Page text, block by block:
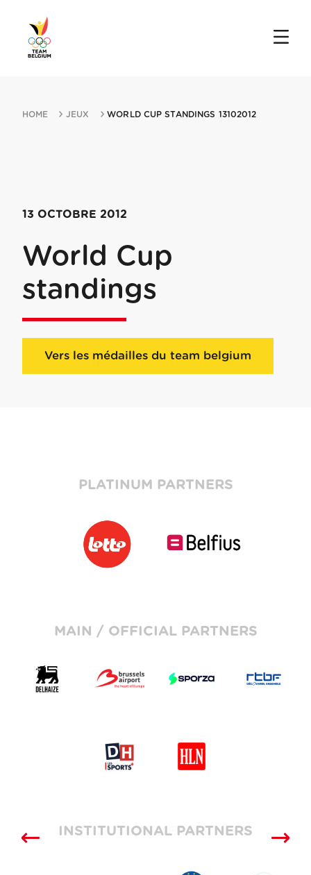
HOME JEUX WORLD CUP STANDINGS 13102012
13 OCTOBRE 2012
World Cup
standings
Vers les médailles du team belgium
PLATINUM PARTNERS
MAIN / OFFICIAL PARTNERS
SUPPLIERS
INSTITUTIONAL PARTNERS